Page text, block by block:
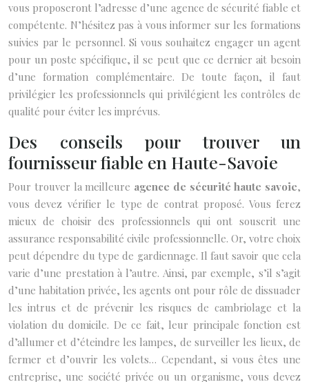
vous proposeront l’adresse d’une agence de sécurité fiable et
compétente. N’hésitez pas à vous informer sur les formations
suivies par le personnel. Si vous souhaitez engager un agent
pour un poste spécifique, il se peut que ce dernier ait besoin
d’une formation complémentaire. De toute façon, il faut
privilégier les professionnels qui privilégient les contrôles de
qualité pour éviter les imprévus.
Des conseils pour trouver un
fournisseur fiable en Haute-Savoie
Pour trouver la meilleure agence de sécurité haute savoie,
vous devez vérifier le type de contrat proposé. Vous ferez
mieux de choisir des professionnels qui ont souscrit une
assurance responsabilité civile professionnelle. Or, votre choix
peut dépendre du type de gardiennage. Il faut savoir que cela
varie d’une prestation à l’autre. Ainsi, par exemple, s’il s’agit
d’une habitation privée, les agents ont pour rôle de dissuader
les intrus et de prévenir les risques de cambriolage et la
violation du domicile. De ce fait, leur principale fonction est
d’allumer et d’éteindre les lampes, de surveiller les lieux, de
fermer et d’ouvrir les volets… Cependant, si vous êtes une
entreprise, une société privée ou un organisme, vous devez